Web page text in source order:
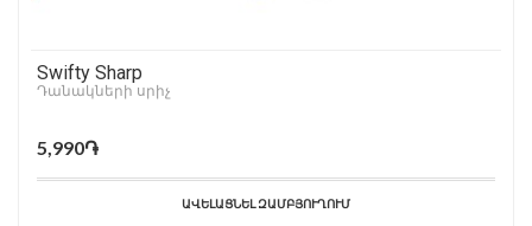
Swifty Sharp
Դանակների սրիչ
5,990֏
ԱՎԵԼԱՑՆԵԼ ԶԱՄԲՅՈՒՂՈՒՄ